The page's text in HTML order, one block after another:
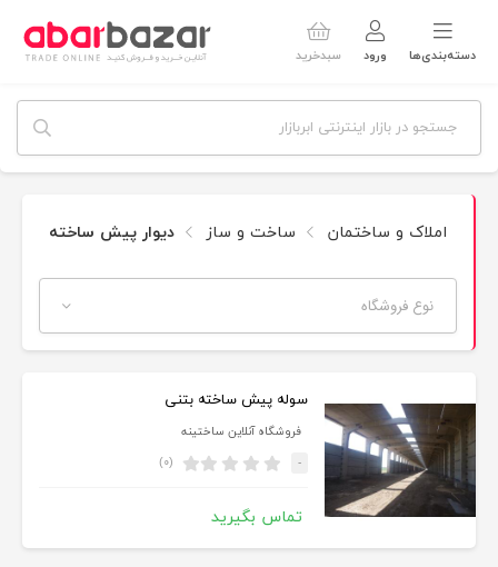
دسته‌بندی‌ها ورود سبدخرید
املاک و ساختمان ساخت و ساز دیوار پیش ساخته
نوع فروشگاه
سوله پیش ساخته بتنی
فروشگاه آنلاین ساختینه
- (۰)
تماس بگیرید